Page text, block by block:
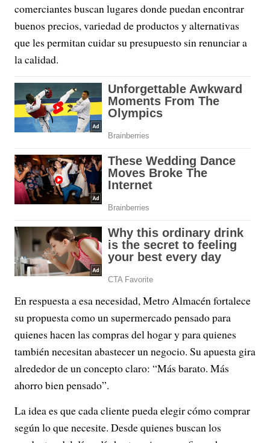
comerciantes buscan lugares donde puedan encontrar
buenos precios, variedad de productos y alternativas
que les permitan cuidar su presupuesto sin renunciar a
la calidad.
En respuesta a esa necesidad, Metro Almacén fortalece
su propuesta como un supermercado pensado para
quienes hacen las compras del hogar y para quienes
también necesitan abastecer un negocio. Su apuesta gira
alrededor de un concepto claro: “Más barato. Más
ahorro bien pensado”.
La idea es que cada cliente pueda elegir cómo comprar
según lo que necesite. Desde quienes buscan los